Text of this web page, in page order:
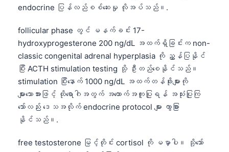
endocrine ပြန်လည်စစ်ဆေးမှု လိုအပ်သည်။.
follicular phase တွင် မနက်ခင်း 17-
hydroxyprogesterone 200 ng/dL အထက်ရှိခြင်းက non-
classic congenital adrenal hyperplasia ကို ညွှန်ပြနိုင်
ပြီး ACTH stimulation testing သို့ ဦးတည်စေနိုင်သည်။
stimulation ပြီးနောက် 1000 ng/dL အထက်တန်ဖိုးများကို
များသောအားဖြင့် ထိုရောဂါအတွက် အထောက်အကူပြုရန် အသုံးပြုကြ
သော်လည်း ဒေသအလိုက် endocrine protocol များ ကွာခြား
နိုင်သည်။.
free testosterone မြင့်တိုင်း cortisol ကို မမှာပါ။ သို့သော်
Português
Ελληνικά
Türkçe
Română
简体中文
فارسی
Български
Nederlands